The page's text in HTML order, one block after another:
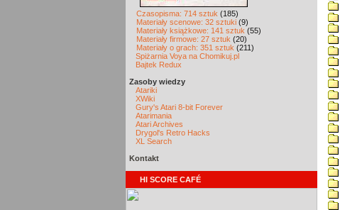
Czasopisma: 714 sztuk (185)
Materiały scenowe: 32 sztuki (9)
Materiały książkowe: 141 sztuk (55)
Materiały firmowe: 27 sztuk (20)
Materiały o grach: 351 sztuk (211)
Spiżarnia Voya na Chomikuj.pl
Bajtek Redux
Zasoby wiedzy
Atariki
XWiki
Gury's Atari 8-bit Forever
Atarimania
Atari Archives
Drygol's Retro Hacks
XL Search
Kontakt
HI SCORE CAFÉ